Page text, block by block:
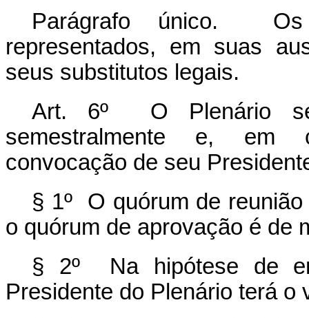
Parágrafo único. Os
representados, em suas
seus substitutos legais.
Art. 6º O Plenário se
semestralmente e, em
convocação de seu
§ 1º O quórum de
o quórum de aprovação é de
§ 2º Na hipótese de
Presidente do Plenário terá o